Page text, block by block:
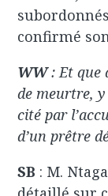
confirmé
WW : Et que
de meurtre,
cité par
d’un prêtre
SB : M.